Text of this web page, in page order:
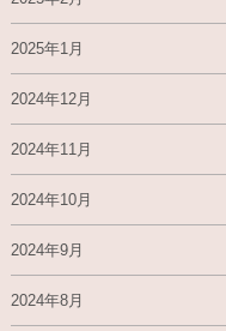
2025年1月
2024年12月
2024年11月
2024年10月
2024年9月
2024年8月